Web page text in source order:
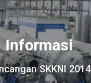
Informasi
SKKNI 2014